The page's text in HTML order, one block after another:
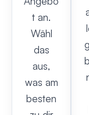
t an.
Wähl
das
aus,
was am
besten